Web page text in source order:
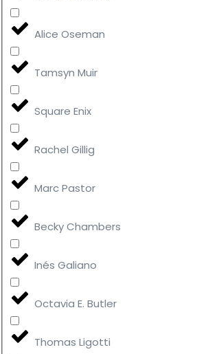
Alice Oseman
Tamsyn Muir
Square Enix
Rachel Gillig
Marc Pastor
Becky Chambers
Inés Galiano
Octavia E. Butler
Thomas Ligotti